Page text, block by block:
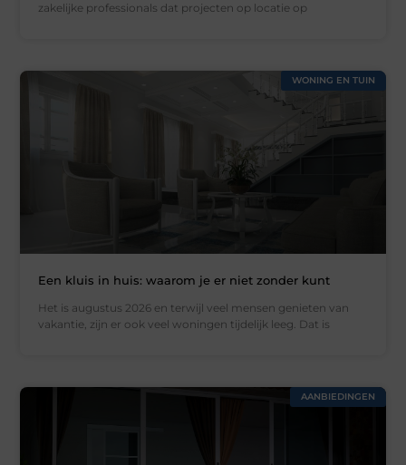
zakelijke professionals dat projecten op locatie op
WONING EN TUIN
Een kluis in huis: waarom je er niet zonder kunt
Het is augustus 2026 en terwijl veel mensen genieten van
vakantie, zijn er ook veel woningen tijdelijk leeg. Dat is
AANBIEDINGEN